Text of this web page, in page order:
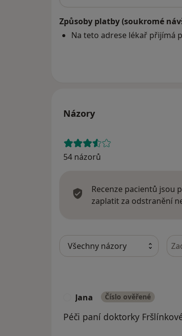
Způsoby platby (soukromé
Na teto adrese lékař přijímá
Názory
54 názorů
Recenze pacientů jsou
zaplatit za odstranění
Jana Číslo ověřené
Péči paní doktorky